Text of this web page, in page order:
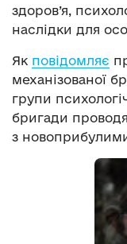
здоров’я,
наслідки для
Як повідомляє
механізованої
групи
бригади
з